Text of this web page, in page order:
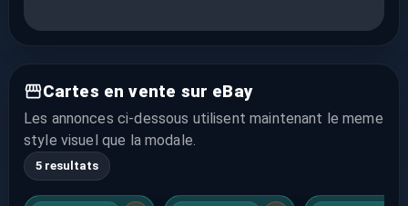
Cartes en vente sur eBay
Les annonces ci-dessous utilisent maintenant le meme
style visuel que la modale.
5 resultats